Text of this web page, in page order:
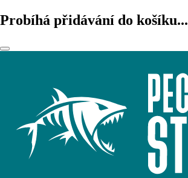
Probíhá přidávání do košíku...